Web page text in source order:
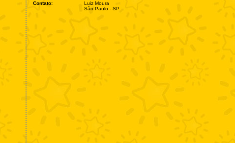
Contato:
Luiz Moura
São Paulo - SP